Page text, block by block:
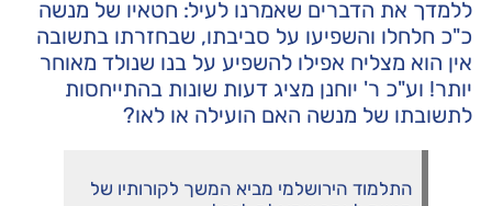
ללמדך את הדברים שאמרנו לעיל: חטאיו של מנשה
כ"כ חלחלו והשפיעו על סביבתו, שבחזרתו בתשובה
אין הוא מצליח אפילו להשפיע על בנו שנולד מאוחר
יותר! וע"כ ר' יוחנן מציג דעות שונות בהתייחסות
לתשובתו של מנשה האם הועילה או לאו?
התלמוד הירושלמי מביא המשך לקורותיו של